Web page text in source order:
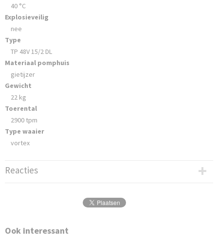
40 °C
Explosieveilig
nee
Type
TP 48V 15/2 DL
Materiaal pomphuis
gietijzer
Gewicht
22 kg
Toerental
2900 tpm
Type waaier
vortex
Reacties
Ook interessant